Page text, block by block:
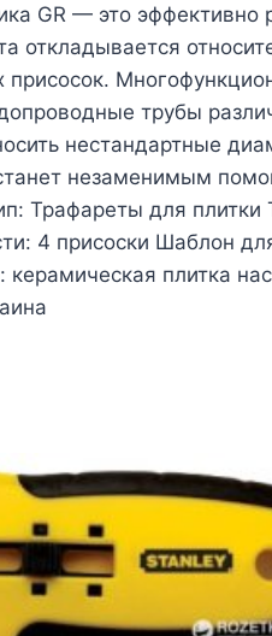
GR — это
трубы
нестандартные
незаменимым
Трафареты для
4 присоски Шаблон
плитка